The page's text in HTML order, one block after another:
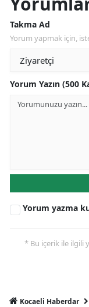
Takma Ad
Yorum yapmak için,
Yorum Yazın (500
Yorum yazma
* Bu içerik ile ilgili
Kocaeli Haberdar